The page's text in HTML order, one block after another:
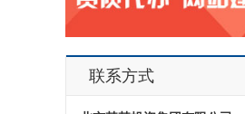
联系方式